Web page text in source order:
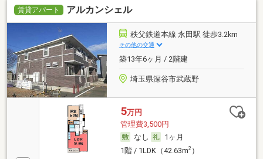
賃貸アパート アルカンシェル
秩父鉄道本線 永田駅 徒歩3.2km
その他の交通
築13年6ヶ月 / 2階建
埼玉県深谷市武蔵野
5万円
管理費3,500円
なし
1ヶ月
1階 / 1LDK（42.63m2）